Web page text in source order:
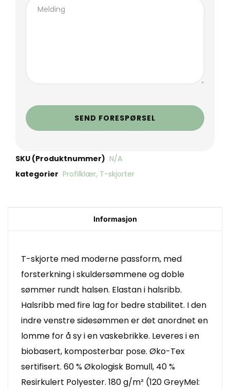
SEND FORESPØRSEL
SKU (Produktnummer) N/A
kategorier Profilklær, T-skjorter
Informasjon
T-skjorte med moderne passform, med
forsterkning i skuldersømmene og doble
sømmer rundt halsen. Elastan i halsribb.
Halsribb med fire lag for bedre stabilitet. I den
indre venstre sidesømmen er det anordnet en
lomme for å sy i en vaskebrikke. Leveres i en
biobasert, komposterbar pose. Øko-Tex
sertifisert. 60 % Økologisk Bomull, 40 %
Resirkulert Polyester. 180 g/m² (120 GreyMel: